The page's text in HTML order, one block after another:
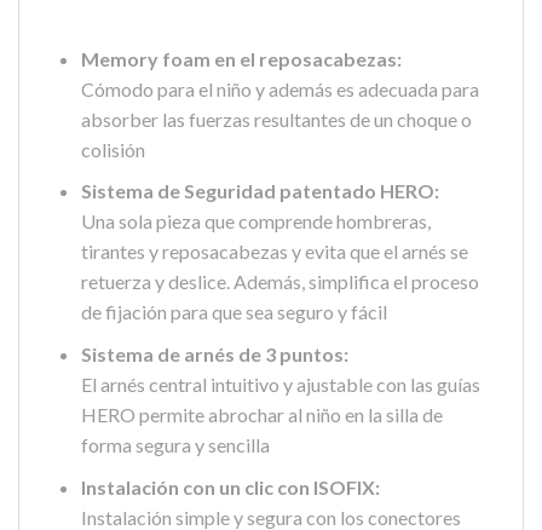
Memory foam en el reposacabezas:
Cómodo para el niño y además es adecuada para
absorber las fuerzas resultantes de un choque o
colisión
Sistema de Seguridad patentado HERO:
Una sola pieza que comprende hombreras,
tirantes y reposacabezas y evita que el arnés se
retuerza y deslice. Además, simplifica el proceso
de fijación para que sea seguro y fácil
Sistema de arnés de 3 puntos:
El arnés central intuitivo y ajustable con las guías
HERO permite abrochar al niño en la silla de
forma segura y sencilla
Instalación con un clic con ISOFIX:
Instalación simple y segura con los conectores